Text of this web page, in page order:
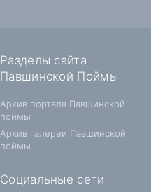
Разделы сайта
Павшинской Поймы
Архив портала Павшинской
поймы
Архив галереи Павшинской
поймы
Социальные сети